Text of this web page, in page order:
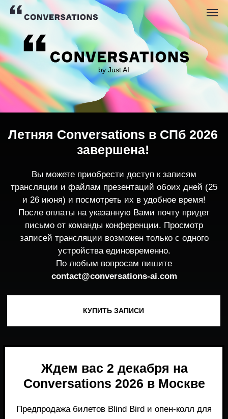
by Just AI
трансляции и файлам презентаций обоих дней (25
После оплаты на указанную Вами почту придет
записей трансляции возможен только с одного
устройства единовременно.
По любым вопросам пишите
contact@conversations-ai.co m
Летняя Conversations в СПб 2026
завершена!
Ждем вас 2 декабря на
Conversations 2026 в Москве
ПОДПИСАТЬСЯ НА НОВОСТИ